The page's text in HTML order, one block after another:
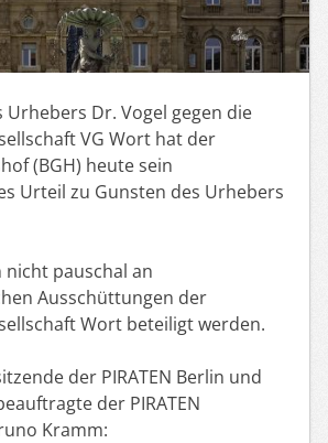
Urhebers Dr. Vogel gegen die
VG Wort hat der
(BGH) heute sein
Urteil zu Gunsten des Urhebers
pauschal an
Ausschüttungen der
Wort beteiligt werden.
der PIRATEN Berlin und
der PIRATEN
Kramm: